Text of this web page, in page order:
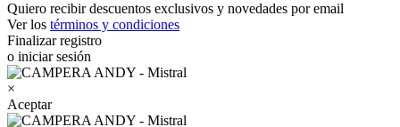
Quiero recibir descuentos exclusivos y novedades por email
Ver los términos y condiciones
Finalizar registro
o iniciar sesión
×
Aceptar